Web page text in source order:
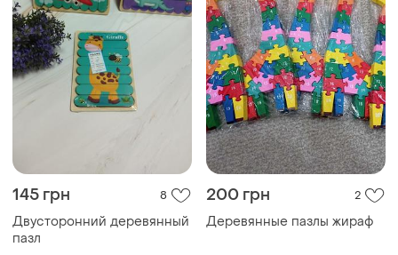
145 грн 8
Двусторонний деревянный
пазл
200 грн 2
Деревянные пазлы жираф